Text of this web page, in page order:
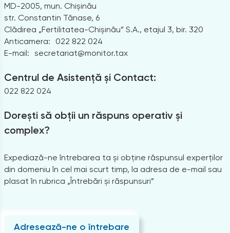
MD-2005, mun. Chișinău
str. Constantin Tănase, 6
Clădirea „Fertilitatea-Chișinău” S.A., etajul 3, bir. 320
Anticamera:
022 822 024
E-mail: secretariat@monitor.tax
Centrul de Asistență și Contact:
022 822 024
Dorești să obții un răspuns operativ și
complex?
Expediază-ne întrebarea ta și obține răspunsul experților
din domeniu în cel mai scurt timp, la adresa de e-mail sau
plasat în rubrica „Întrebări și răspunsuri”
Adresează-ne o întrebare